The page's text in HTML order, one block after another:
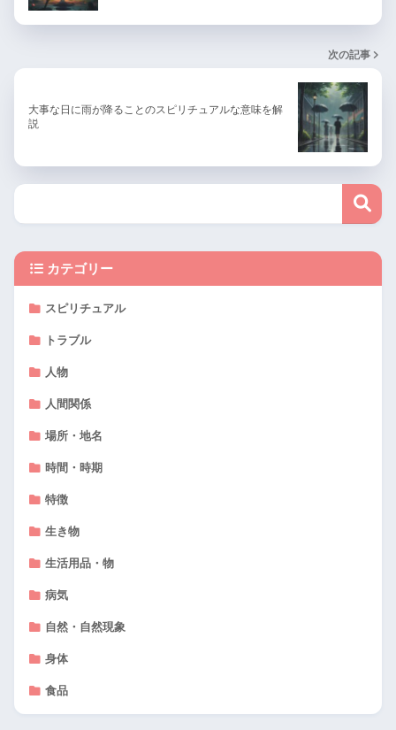
次の記事
大事な日に雨が降ることのスピリチュアルな意味を解
説
カテゴリー
スピリチュアル
トラブル
人物
人間関係
場所・地名
時間・時期
特徴
生き物
生活用品・物
病気
自然・自然現象
身体
食品